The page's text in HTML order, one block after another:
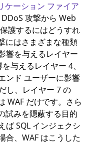
ケーション ファイア
攻撃から Web
護するにはどうすれ
にはさまざまな種類
響を与えるレイヤー
与えるレイヤー 4、
ンド ユーザーに影響
し、レイヤー 7 の
WAF だけです。さら
試みを隠蔽する目的
ば SQL インジェクシ
合、WAF はこうした